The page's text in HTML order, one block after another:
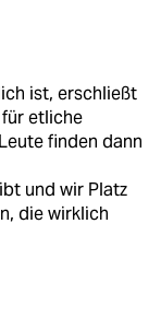
ist, erschließt
etliche
finden dann
und wir Platz
die wirklich